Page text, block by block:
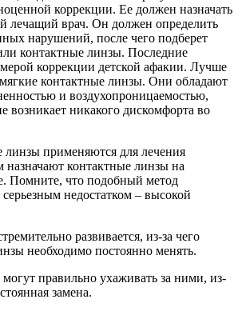
коррекции. Ее должен назначать
лечащий врач. Он должен определить
нарушений, после чего подберет
контактные линзы. Последние
коррекции детской афакии. Лучше
мягкие контактные линзы. Они обладают
и воздухопроницаемостью,
возникает никакого дискомфорта во
линзы применяются для лечения
назначают контактные линзы на
Помните, что подобный метод
недостатком – высокой
развивается, из-за чего
необходимо постоянно менять.
правильно ухаживать за ними, из-
замена.